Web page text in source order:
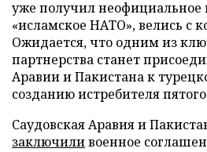
уже получил неофициальное
«исламское НАТО», велись с
Ожидается, что одним из
партнерства станет
Аравии и Пакистана к
созданию истребителя
Саудовская Аравия и
заключиливоенное